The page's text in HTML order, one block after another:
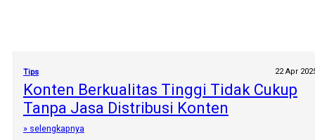
Tips 22 Apr
Konten Berkualitas Tinggi Tidak Cukup
Tanpa Jasa Distribusi Konten
» selengkapnya